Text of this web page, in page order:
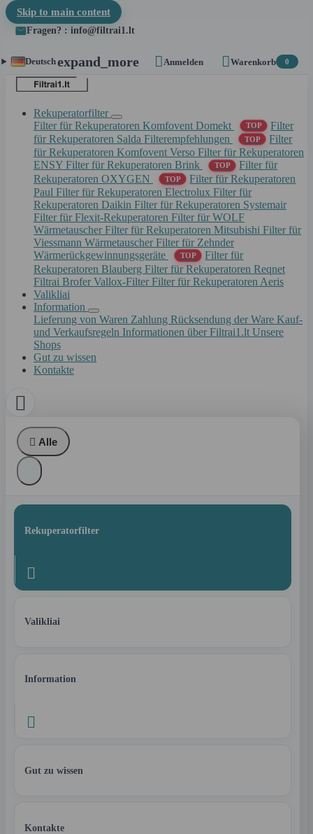
Skip to main content
Fragen? : info@filtrai1.lt
Deutschexpand_more  Anmelden Warenkorb 0
Rekuperatorfilter
Filter für Rekuperatoren Komfovent Domekt
TOP
Filter
für Rekuperatoren Salda Filterempfehlungen TOP
Filter
für Rekuperatoren Komfovent Verso Filter für Rekuperatoren
ENSY Filter für Rekuperatoren Brink TOP
Filter für
Rekuperatoren OXYGEN
TOP
Filter für Rekuperatoren
Paul Filter für Rekuperatoren Electrolux Filter für
Rekuperatoren Daikin Filter für Rekuperatoren Systemair
Filter für Flexit-Rekuperatoren Filter für WOLF
Wärmetauscher Filter für Rekuperatoren Mitsubishi Filter für
Viessmann Wärmetauscher Filter für Zehnder
Wärmerückgewinnungsgeräte
TOP
Filter für
Rekuperatoren Blauberg Filter für Rekuperatoren Reqnet
Filtrai Brofer Vallox-Filter Filter für Rekuperatoren Aeris
Valikliai
Information
Lieferung von Waren Zahlung Rücksendung der Ware Kauf-
und Verkaufsregeln Informationen über Filtrai1.lt Unsere
Shops
Gut zu wissen
Kontakte

 Alle
Rekuperatorfilter

Valikliai
Information

Gut zu wissen
Kontakte